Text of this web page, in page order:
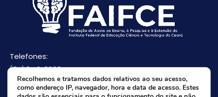
Telefones:
(85) 3512-8668
(85) 9 8165-0582(Whatsapp)
E-mail:
Recolhemos e tratamos dados relativos ao seu acesso,
como endereço IP, navegador, hora e data de acesso. Estes